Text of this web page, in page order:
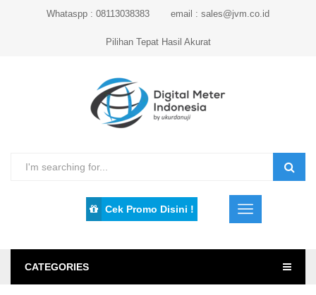
Whataspp : 08113038383 email : sales@jvm.co.id
Pilihan Tepat Hasil Akurat
Cek Promo Disini !
CATEGORIES